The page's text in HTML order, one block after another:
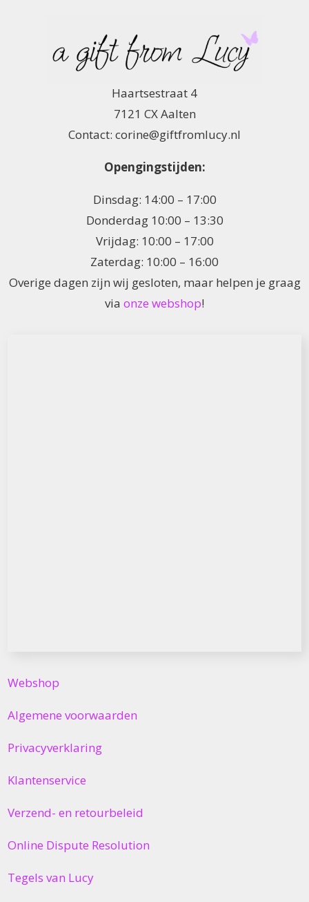
Haartsestraat 4
7121 CX Aalten
Contact: corine@giftfromlucy.nl
Opengingstijden:
Dinsdag: 14:00 – 17:00
Donderdag 10:00 – 13:30
Vrijdag: 10:00 – 17:00
Zaterdag: 10:00 – 16:00
Overige dagen zijn wij gesloten, maar helpen je graag
via onze webshop!
Webshop
Algemene voorwaarden
Privacyverklaring
Klantenservice
Verzend- en retourbeleid
Online Dispute Resolution
Tegels van Lucy